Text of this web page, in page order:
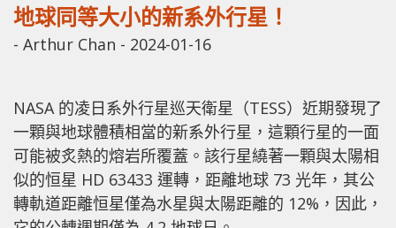
地球同等大小的新系外行星！
- Arthur Chan - 2024-01-16
NASA 的凌日系外行星巡天衛星（TESS）近期發現了
一顆與地球體積相當的新系外行星，這顆行星的一面
可能被炙熱的熔岩所覆蓋。該行星繞著一顆與太陽相
似的恒星 HD 63433 運轉，距離地球 73 光年，其公
轉軌道距離恒星僅為水星與太陽距離的 12%，因此，